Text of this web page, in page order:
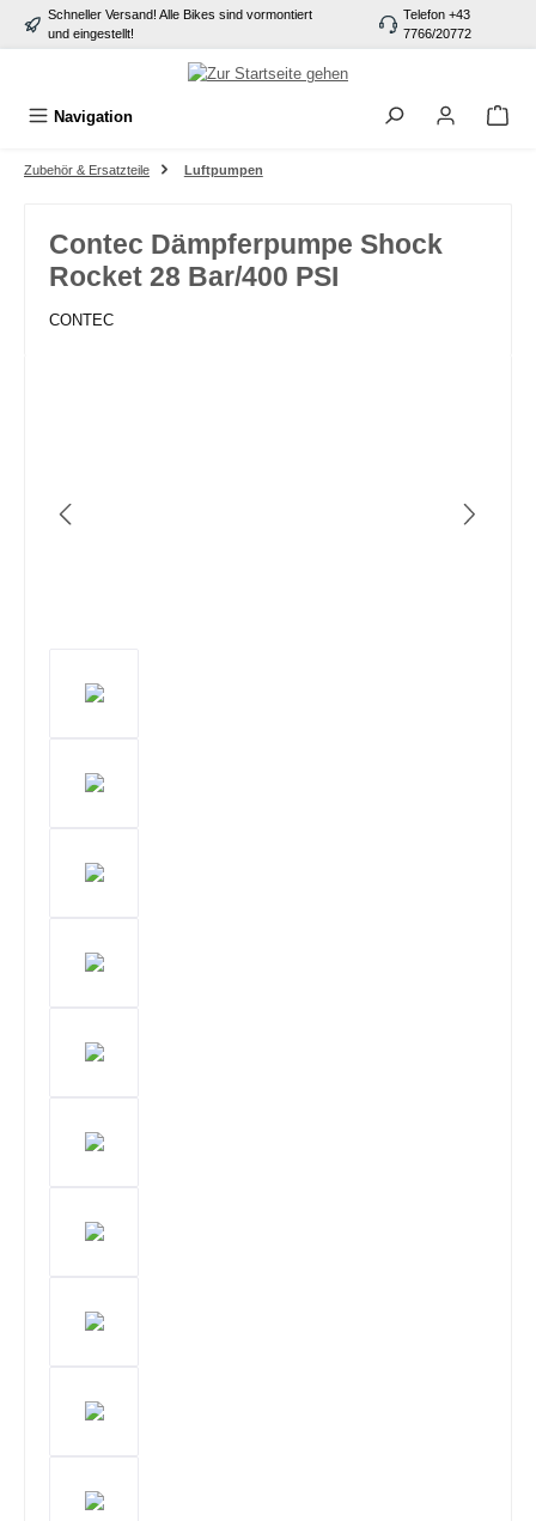
springen
Schneller Versand! Alle Bikes sind vormontiert
und eingestellt!
Telefon +43
7766/20772
Navigation
Zubehör & Ersatzteile Luftpumpen
Contec Dämpferpumpe Shock
Rocket 28 Bar/400 PSI
CONTEC